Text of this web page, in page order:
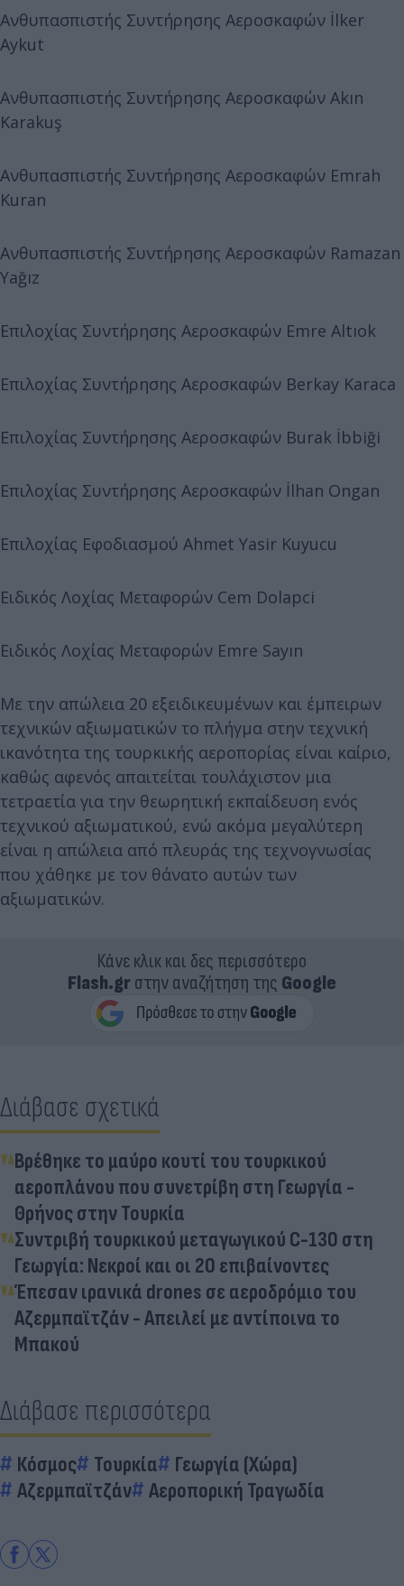
Ανθυπασπιστής Συντήρησης Αεροσκαφών İlker
Aykut
Ανθυπασπιστής Συντήρησης Αεροσκαφών Akın
Karakuş
Ανθυπασπιστής Συντήρησης Αεροσκαφών Emrah
Kuran
Ανθυπασπιστής Συντήρησης Αεροσκαφών Ramazan
Yağız
Επιλοχίας Συντήρησης Αεροσκαφών Emre Altıok
Επιλοχίας Συντήρησης Αεροσκαφών Berkay Karaca
Επιλοχίας Συντήρησης Αεροσκαφών Burak İbbiği
Επιλοχίας Συντήρησης Αεροσκαφών İlhan Ongan
Επιλοχίας Εφοδιασμού Ahmet Yasir Kuyucu
Ειδικός Λοχίας Μεταφορών Cem Dolapci
Ειδικός Λοχίας Μεταφορών Emre Sayın
Με την απώλεια 20 εξειδικευμένων και έμπειρων
τεχνικών αξιωματικών το πλήγμα στην τεχνική
ικανότητα της τουρκικής αεροπορίας είναι καίριο,
καθώς αφενός απαιτείται τουλάχιστον μια
τετραετία για την θεωρητική εκπαίδευση ενός
τεχνικού αξιωματικού, ενώ ακόμα μεγαλύτερη
είναι η απώλεια από πλευράς της τεχνογνωσίας
που χάθηκε με τον θάνατο αυτών των
αξιωματικών.
Κάνε κλικ και δες περισσότερο
Flash.grστην αναζήτηση της Google
Διάβασε σχετικά
Βρέθηκε το μαύρο κουτί του τουρκικού
αεροπλάνου που συνετρίβη στη Γεωργία -
Θρήνος στην Τουρκία
Συντριβή τουρκικού μεταγωγικού C-130 στη
Γεωργία: Νεκροί και οι 20 επιβαίνοντες
Έπεσαν ιρανικά drones σε αεροδρόμιο του
Αζερμπαϊτζάν - Απειλεί με αντίποινα το
Μπακού
Διάβασε περισσότερα
Κόσμος Τουρκία
Γεωργία (Χώρα)
Αζερμπαϊτζάν
Αεροπορική Τραγωδία